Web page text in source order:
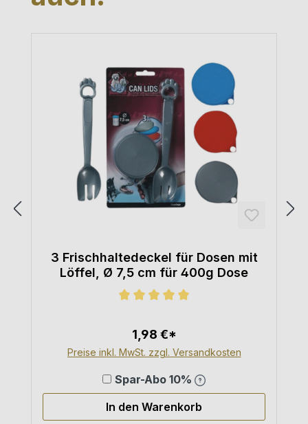
3 Frischhaltedeckel für Dosen mit
Löffel, Ø 7,5 cm für 400g Dose
1,98 €*
Preise inkl. MwSt. zzgl. Versandkosten
Spar-Abo 10%
In den Warenkorb